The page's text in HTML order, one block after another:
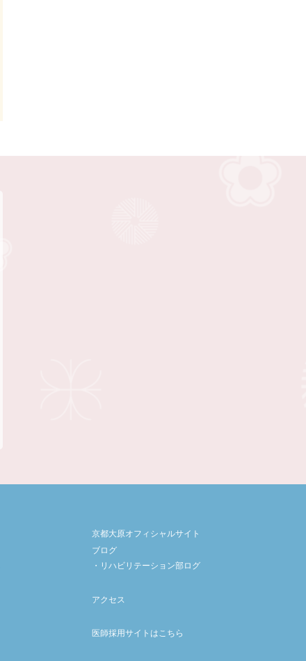
京都大原オフィシャルサイト
ブログ
リハビリテーション部ログ
アクセス
医師採用サイトはこちら